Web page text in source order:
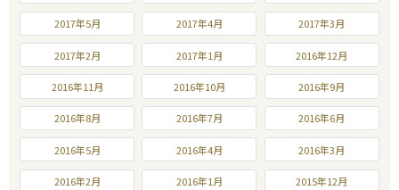
2017年5月 2017年4月 2017年3月
2017年2月 2017年1月 2016年12月
2016年11月 2016年10月 2016年9月
2016年8月 2016年7月 2016年6月
2016年5月 2016年4月 2016年3月
2016年2月 2016年1月 2015年12月